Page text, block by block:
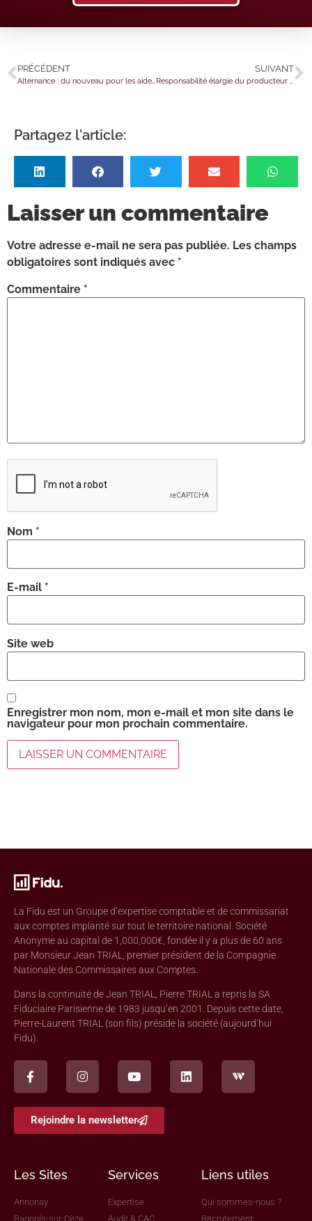
PRÉCÉDENT
Alternance : du nouveau pour les aides à l’embauche en 2023
SUIVANT
Responsabilité élargie du producteur : des précisions réglementaires…
Partagez l'article:
Laisser un commentaire
Votre adresse e-mail ne sera pas publiée. Les champs
obligatoires sont indiqués avec *
Commentaire *
Nom *
E-mail *
Site web
Enregistrer mon nom, mon e-mail et mon site dans le
navigateur pour mon prochain commentaire.
La Fidu est un Groupe d’expertise comptable et de commissariat
aux comptes implanté sur tout le territoire national. Société
Anonyme au capital de 1,000,000€, fondée il y a plus de 60 ans
par Monsieur Jean TRIAL, premier président de la Compagnie
Nationale des Commissaires aux Comptes.
Dans la continuité de Jean TRIAL, Pierre TRIAL a repris la SA
Fiduciaire Parisienne de 1983 jusqu’en 2001. Depuis cette date,
Pierre-Laurent TRIAL (son fils) préside la société (aujourd’hui
Fidu).
Rejoindre la newsletter
Les Sites
Annonay
Bagnols-sur-Cèze
Services
Expertise
Audit & CAC
Liens utiles
Qui sommes-nous ?
Recrutement